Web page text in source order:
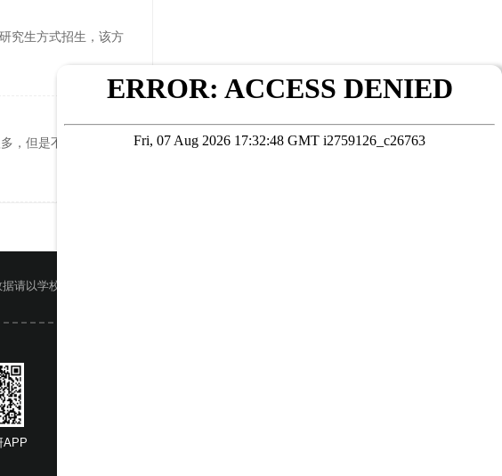
究生方式招生，该方
，但是不能掉以轻
请以学校官网或考试院公布为准
APP